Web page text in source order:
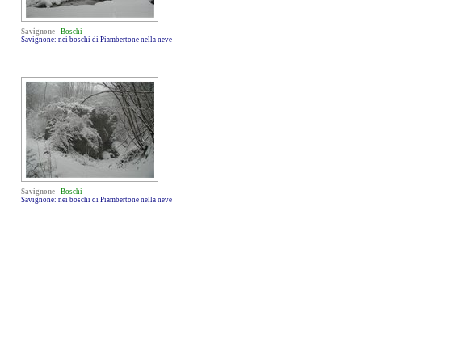
Savignone - Boschi
Savignone: nei boschi di Piambertone nella neve
Savignone - Boschi
Savignone: nei boschi di Piambertone nella neve